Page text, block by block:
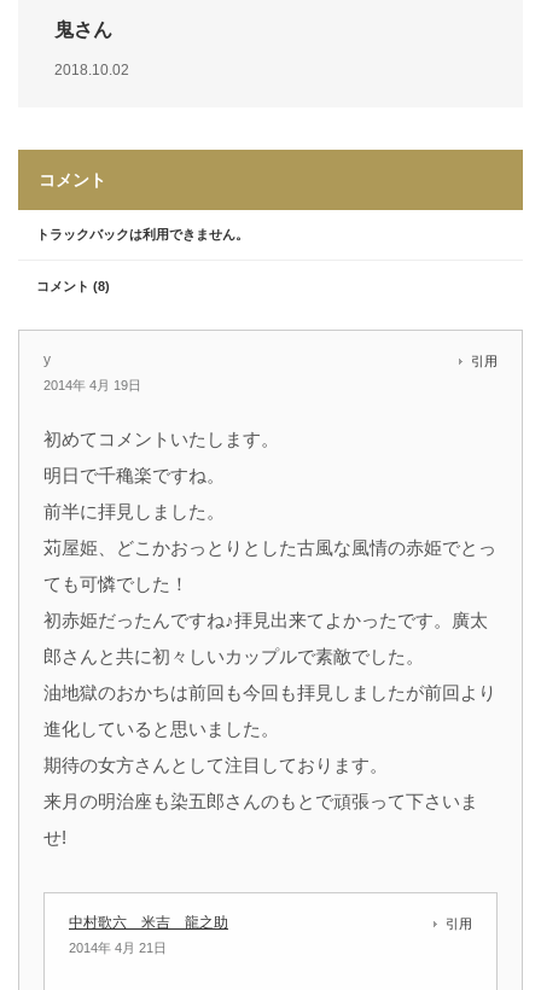
鬼さん
2018.10.02
コメント
トラックバックは利用できません。
コメント (8)
y
2014年 4月 19日
引用
初めてコメントいたします。
明日で千穐楽ですね。
前半に拝見しました。
苅屋姫、どこかおっとりとした古風な風情の赤姫でとっ
ても可憐でした！
初赤姫だったんですね♪拝見出来てよかったです。廣太
郎さんと共に初々しいカップルで素敵でした。
油地獄のおかちは前回も今回も拝見しましたが前回より
進化していると思いました。
期待の女方さんとして注目しております。
来月の明治座も染五郎さんのもとで頑張って下さいま
せ!
中村歌六 米吉 龍之助
2014年 4月 21日
引用